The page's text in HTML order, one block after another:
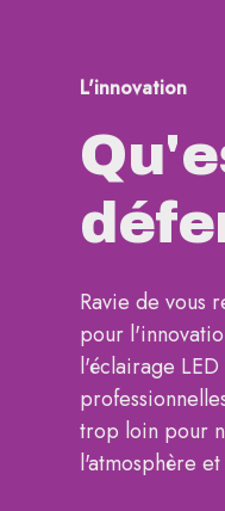
L'innovation
Ravie de vous
pour
l'éclairage
trop loin pour
l'atmosphère